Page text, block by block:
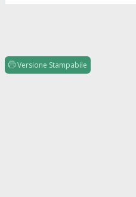
Versione Stampabile